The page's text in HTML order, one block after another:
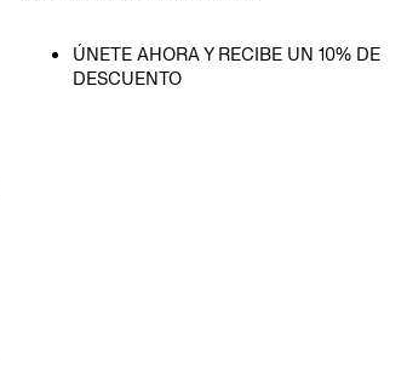
ÚNETE AHORA Y RECIBE UN 10% DE
DESCUENTO